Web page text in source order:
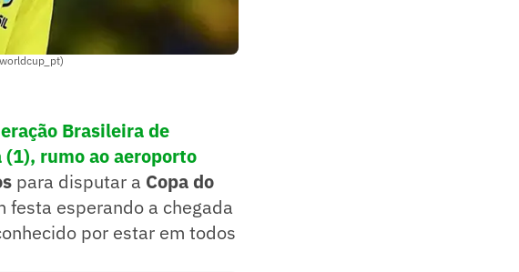
Brasileira de
rumo ao aeroporto
para disputar a Copa do
festa esperando a chegada
por estar em todos